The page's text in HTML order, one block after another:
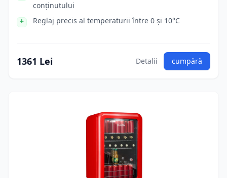
conținutului
Reglaj precis al temperaturii între 0 și 10°C
1361 Lei Detalii cumpără